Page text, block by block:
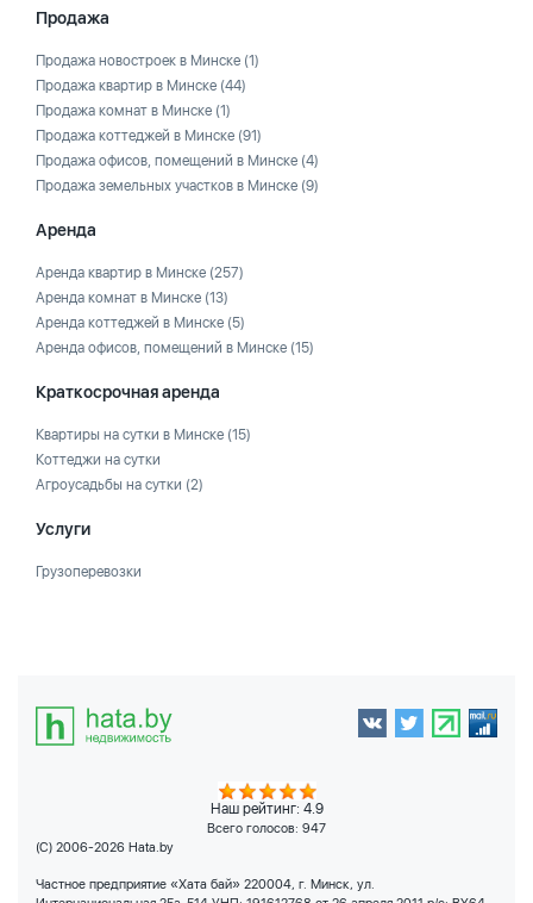
Продажа
Продажа новостроек в Минске (1)
Продажа квартир в Минске (44)
Продажа комнат в Минске (1)
Продажа коттеджей в Минске (91)
Продажа офисов, помещений в Минске (4)
Продажа земельных участков в Минске (9)
Аренда
Аренда квартир в Минске (257)
Аренда комнат в Минске (13)
Аренда коттеджей в Минске (5)
Аренда офисов, помещений в Минске (15)
Краткосрочная аренда
Квартиры на сутки в Минске (15)
Коттеджи на сутки
Агроусадьбы на сутки (2)
Услуги
Грузоперевозки
Наш рейтинг: 4.9
Всего голосов: 947
(C) 2006-2026 Hata.by
Частное предприятие «Хата бай» 220004, г. Минск, ул.